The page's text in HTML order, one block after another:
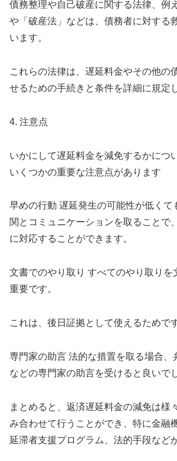
債務整理や自己破産に関する法律、例
や「破産法」などは、債務者に対する
います。
これらの法律は、遅延料金やその他の
せるための手続きと条件を詳細に規定
4. 注意点
いかにして遅延料金を減免するかにつ
いくつかの重要な注意点があります
早めの行動 遅延発生の可能性が低くて
関とコミュニケーションを取ることで
に対応することができます。
文書でのやり取り すべてのやり取りを
重要です。
これは、後日証拠として使えるためです
専門家の助言 法的な措置を取る場合、
などの専門家の助言を受けると良いで
まとめると、返済遅延料金の減免は様
み合わせて行うことができ、特に金融
延滞者支援プログラム、法的手段など